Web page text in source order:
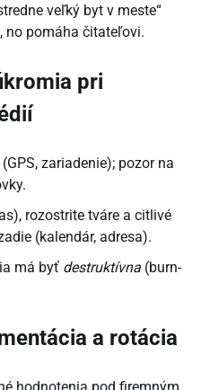
veľký byt v meste“
no pomáha čitateľovi.
pri
zariadenie); pozor na
rozostrite tváre a citlivé
(kalendár, adresa).
má byť destruktívna (burn-
a rotácia